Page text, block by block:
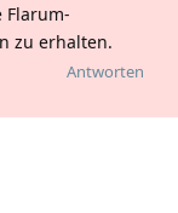
zu erhalten.
Antworten